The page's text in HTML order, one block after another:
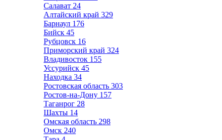
Салават 24
Алтайский край 329
Барнаул 176
Бийск 45
Рубцовск 16
Приморский край 324
Владивосток 155
Уссурийск 45
Находка 34
Ростовская область 303
Ростов-на-Дону 157
Таганрог 28
Шахты 14
Омская область 298
Омск 240